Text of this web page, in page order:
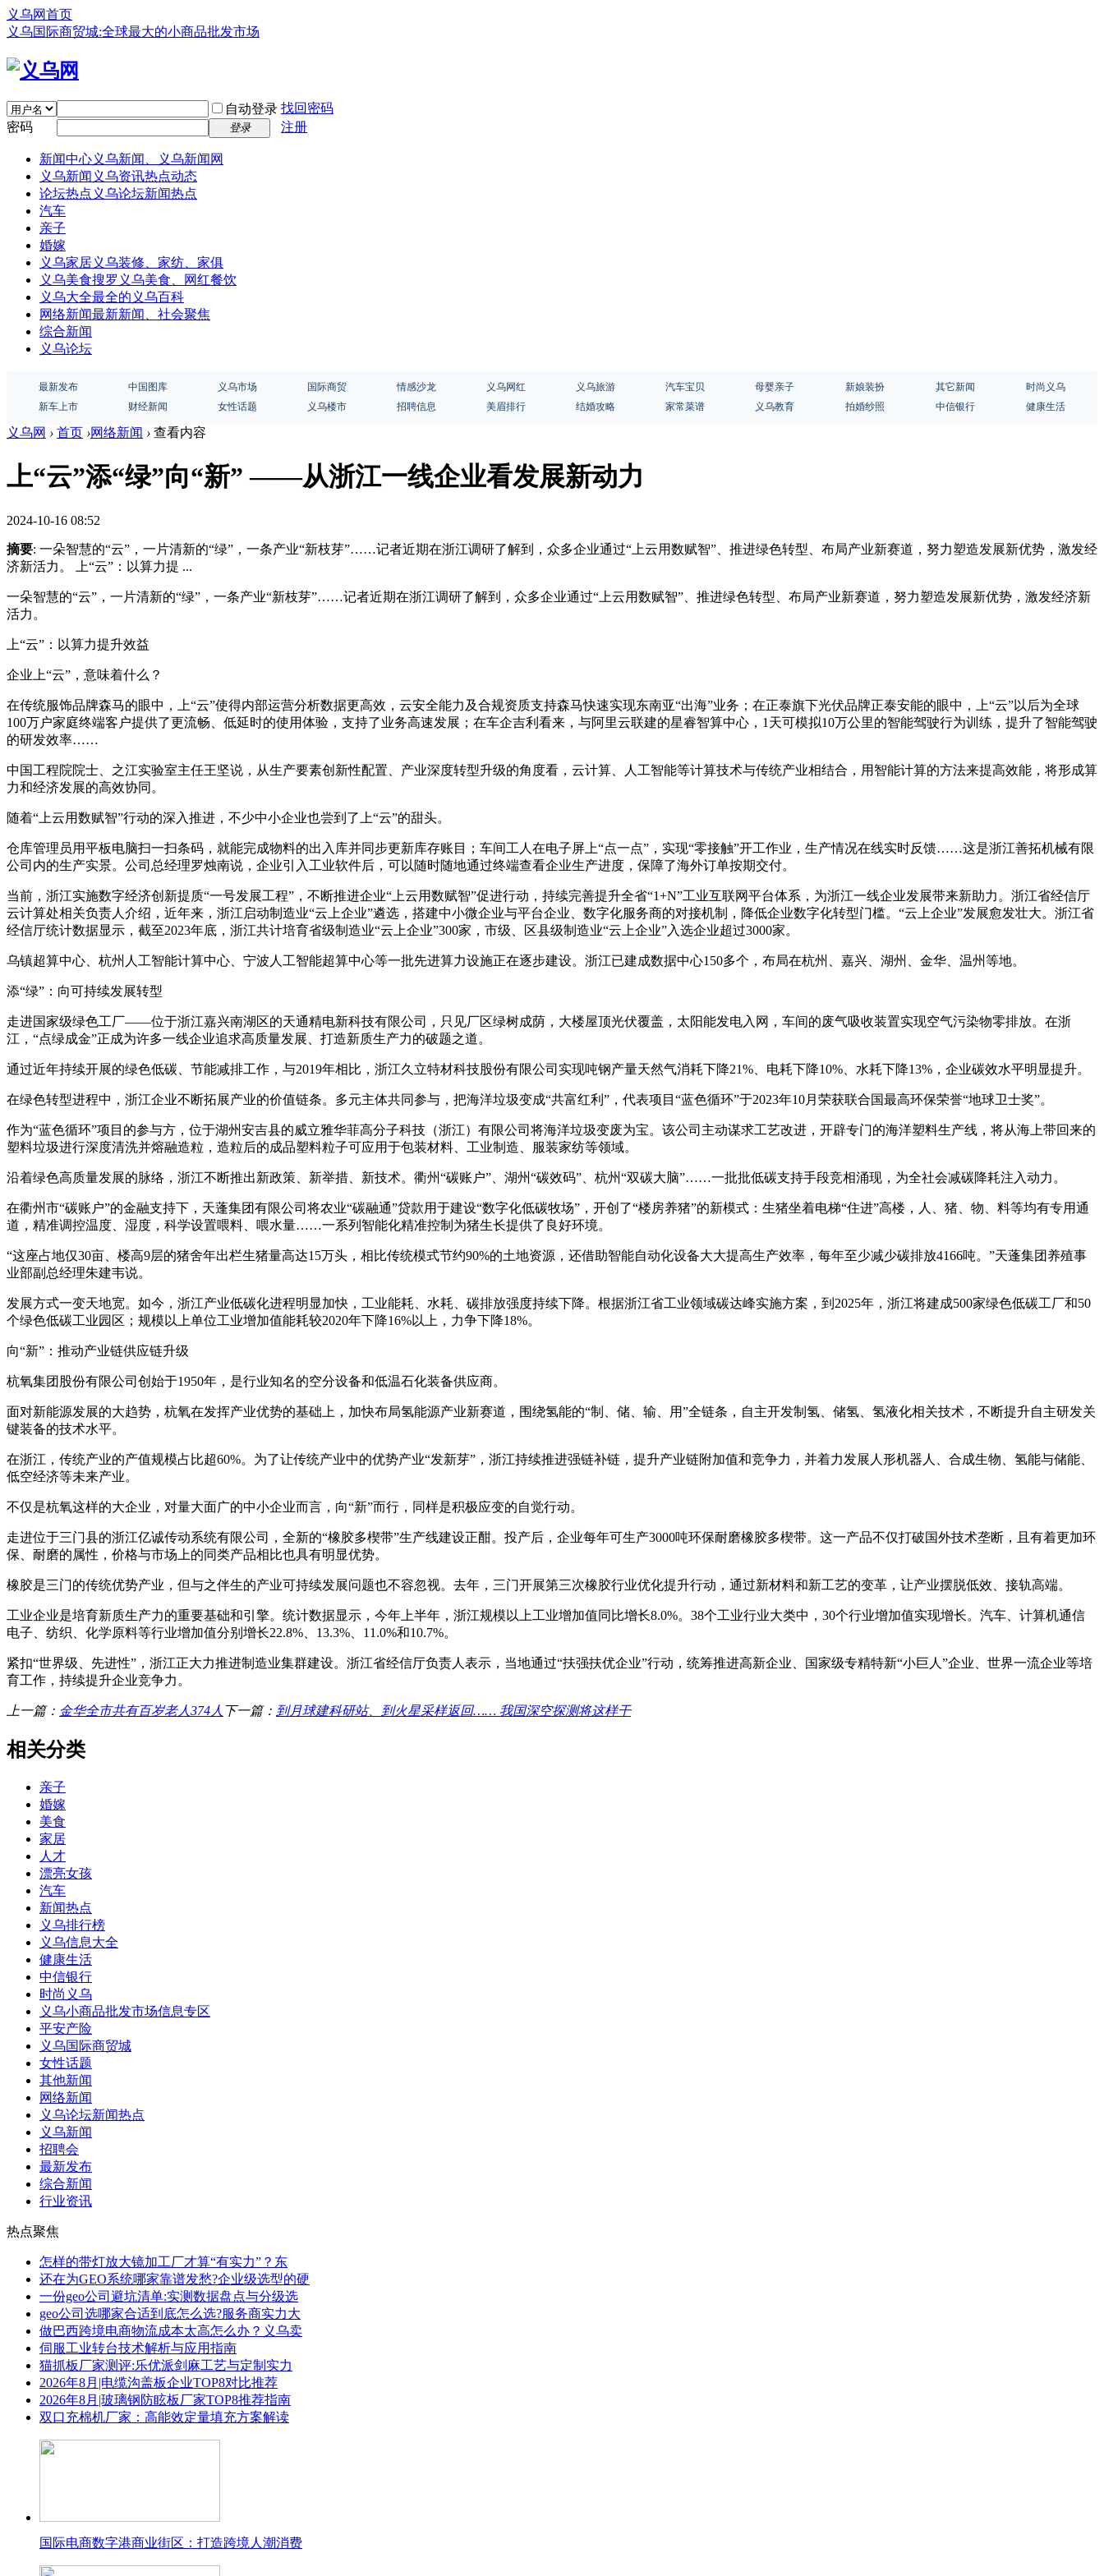
义乌网首页
义乌国际商贸城:全球最大的小商品批发市场
自动登录 找回密码
密码
登录 注册
新闻中心义乌新闻、义乌新闻网
义乌新闻 义乌资讯热点动态
论坛热点 义乌论坛新闻热点
汽车
亲子
婚嫁
义乌家居义乌装修、家纺、家俱
义乌美食搜罗义乌美食、网红餐饮
义乌大全最全的义乌百科
网络新闻最新新闻、社会聚焦
综合新闻
义乌论坛
最新发布 中国图库 义乌市场 国际商贸 情感沙龙 义乌网红 义乌旅游 汽车宝贝 母婴亲子 新娘装扮 其它新闻
时尚义乌
新车上市
财经新闻 女性话题 义乌楼市 招聘信息 美眉排行 结婚攻略 家常菜谱 义乌教育 拍婚纱照 中信银行 健康生活
义乌网 › 首页 ›网络新闻 › 查看内容
上“云”添“绿”向“新” ——从浙江一线企业看发展新动力
2024-10-16 08:52
摘要: 一朵智慧的“云”，一片清新的“绿”，一条产业“新枝芽”……记者近期在浙江调研了解到，众多企业通过“上云用数赋智”、推进绿色转型、布局产业新赛道，努力塑造发展新优势，激发经
济新活力。 上“云”：以算力提 ...
一朵智慧的“云”，一片清新的“绿”，一条产业“新枝芽”……记者近期在浙江调研了解到，众多企业通过“上云用数赋智”、推进绿色转型、布局产业新赛道，努力塑造发展新优势，激发经济新
活力。
上“云”：以算力提升效益
企业上“云”，意味着什么？
在传统服饰品牌森马的眼中，上“云”使得内部运营分析数据更高效，云安全能力及合规资质支持森马快速实现东南亚“出海”业务；在正泰旗下光伏品牌正泰安能的眼中，上“云”以后为全球
100万户家庭终端客户提供了更流畅、低延时的使用体验，支持了业务高速发展；在车企吉利看来，与阿里云联建的星睿智算中心，1天可模拟10万公里的智能驾驶行为训练，提升了智能驾驶
的研发效率……
中国工程院院士、之江实验室主任王坚说，从生产要素创新性配置、产业深度转型升级的角度看，云计算、人工智能等计算技术与传统产业相结合，用智能计算的方法来提高效能，将形成算
力和经济发展的高效协同。
随着“上云用数赋智”行动的深入推进，不少中小企业也尝到了上“云”的甜头。
仓库管理员用平板电脑扫一扫条码，就能完成物料的出入库并同步更新库存账目；车间工人在电子屏上“点一点”，实现“零接触”开工作业，生产情况在线实时反馈……这是浙江善拓机械有限
公司内的生产实景。公司总经理罗烛南说，企业引入工业软件后，可以随时随地通过终端查看企业生产进度，保障了海外订单按期交付。
当前，浙江实施数字经济创新提质“一号发展工程”，不断推进企业“上云用数赋智”促进行动，持续完善提升全省“1+N”工业互联网平台体系，为浙江一线企业发展带来新助力。浙江省经信厅
云计算处相关负责人介绍，近年来，浙江启动制造业“云上企业”遴选，搭建中小微企业与平台企业、数字化服务商的对接机制，降低企业数字化转型门槛。“云上企业”发展愈发壮大。浙江省
经信厅统计数据显示，截至2023年底，浙江共计培育省级制造业“云上企业”300家，市级、区县级制造业“云上企业”入选企业超过3000家。
乌镇超算中心、杭州人工智能计算中心、宁波人工智能超算中心等一批先进算力设施正在逐步建设。浙江已建成数据中心150多个，布局在杭州、嘉兴、湖州、金华、温州等地。
添“绿”：向可持续发展转型
走进国家级绿色工厂——位于浙江嘉兴南湖区的天通精电新科技有限公司，只见厂区绿树成荫，大楼屋顶光伏覆盖，太阳能发电入网，车间的废气吸收装置实现空气污染物零排放。在浙
江，“点绿成金”正成为许多一线企业追求高质量发展、打造新质生产力的破题之道。
通过近年持续开展的绿色低碳、节能减排工作，与2019年相比，浙江久立特材科技股份有限公司实现吨钢产量天然气消耗下降21%、电耗下降10%、水耗下降13%，企业碳效水平明显提升。
在绿色转型进程中，浙江企业不断拓展产业的价值链条。多元主体共同参与，把海洋垃圾变成“共富红利”，代表项目“蓝色循环”于2023年10月荣获联合国最高环保荣誉“地球卫士奖”。
作为“蓝色循环”项目的参与方，位于湖州安吉县的威立雅华菲高分子科技（浙江）有限公司将海洋垃圾变废为宝。该公司主动谋求工艺改进，开辟专门的海洋塑料生产线，将从海上带回来的
塑料垃圾进行深度清洗并熔融造粒，造粒后的成品塑料粒子可应用于包装材料、工业制造、服装家纺等领域。
沿着绿色高质量发展的脉络，浙江不断推出新政策、新举措、新技术。衢州“碳账户”、湖州“碳效码”、杭州“双碳大脑”……一批批低碳支持手段竞相涌现，为全社会减碳降耗注入动力。
在衢州市“碳账户”的金融支持下，天蓬集团有限公司将农业“碳融通”贷款用于建设“数字化低碳牧场”，开创了“楼房养猪”的新模式：生猪坐着电梯“住进”高楼，人、猪、物、料等均有专用通
道，精准调控温度、湿度，科学设置喂料、喂水量……一系列智能化精准控制为猪生长提供了良好环境。
“这座占地仅30亩、楼高9层的猪舍年出栏生猪量高达15万头，相比传统模式节约90%的土地资源，还借助智能自动化设备大大提高生产效率，每年至少减少碳排放4166吨。”天蓬集团养殖事
业部副总经理朱建韦说。
发展方式一变天地宽。如今，浙江产业低碳化进程明显加快，工业能耗、水耗、碳排放强度持续下降。根据浙江省工业领域碳达峰实施方案，到2025年，浙江将建成500家绿色低碳工厂和50
个绿色低碳工业园区；规模以上单位工业增加值能耗较2020年下降16%以上，力争下降18%。
向“新”：推动产业链供应链升级
杭氧集团股份有限公司创始于1950年，是行业知名的空分设备和低温石化装备供应商。
面对新能源发展的大趋势，杭氧在发挥产业优势的基础上，加快布局氢能源产业新赛道，围绕氢能的“制、储、输、用”全链条，自主开发制氢、储氢、氢液化相关技术，不断提升自主研发关
键装备的技术水平。
在浙江，传统产业的产值规模占比超60%。为了让传统产业中的优势产业“发新芽”，浙江持续推进强链补链，提升产业链附加值和竞争力，并着力发展人形机器人、合成生物、氢能与储能、
低空经济等未来产业。
不仅是杭氧这样的大企业，对量大面广的中小企业而言，向“新”而行，同样是积极应变的自觉行动。
走进位于三门县的浙江亿诚传动系统有限公司，全新的“橡胶多楔带”生产线建设正酣。投产后，企业每年可生产3000吨环保耐磨橡胶多楔带。这一产品不仅打破国外技术垄断，且有着更加环
保、耐磨的属性，价格与市场上的同类产品相比也具有明显优势。
橡胶是三门的传统优势产业，但与之伴生的产业可持续发展问题也不容忽视。去年，三门开展第三次橡胶行业优化提升行动，通过新材料和新工艺的变革，让产业摆脱低效、接轨高端。
工业企业是培育新质生产力的重要基础和引擎。统计数据显示，今年上半年，浙江规模以上工业增加值同比增长8.0%。38个工业行业大类中，30个行业增加值实现增长。汽车、计算机通信
电子、纺织、化学原料等行业增加值分别增长22.8%、13.3%、11.0%和10.7%。
紧扣“世界级、先进性”，浙江正大力推进制造业集群建设。浙江省经信厅负责人表示，当地通过“扶强扶优企业”行动，统筹推进高新企业、国家级专精特新“小巨人”企业、世界一流企业等培
育工作，持续提升企业竞争力。
上一篇： 金华全市共有百岁老人374人 下一篇： 到月球建科研站、到火星采样返回…… 我国深空探测将这样干
相关分类
亲子
婚嫁
美食
家居
人才
漂亮女孩
汽车
新闻热点
义乌排行榜
义乌信息大全
健康生活
中信银行
时尚义乌
义乌小商品批发市场信息专区
平安产险
义乌国际商贸城
女性话题
其他新闻
网络新闻
义乌论坛新闻热点
义乌新闻
招聘会
最新发布
综合新闻
行业资讯
热点聚焦
怎样的带灯放大镜加工厂才算“有实力”？东
还在为GEO系统哪家靠谱发愁?企业级选型的硬
一份geo公司避坑清单:实测数据盘点与分级选
geo公司选哪家合适到底怎么选?服务商实力大
做巴西跨境电商物流成本太高怎么办？义乌卖
伺服工业转台技术解析与应用指南
猫抓板厂家测评:乐优派剑麻工艺与定制实力
2026年8月|电缆沟盖板企业TOP8对比推荐
2026年8月|玻璃钢防眩板厂家TOP8推荐指南
双口充棉机厂家：高能效定量填充方案解读
国际电商数字港商业街区：打造跨境人潮消费